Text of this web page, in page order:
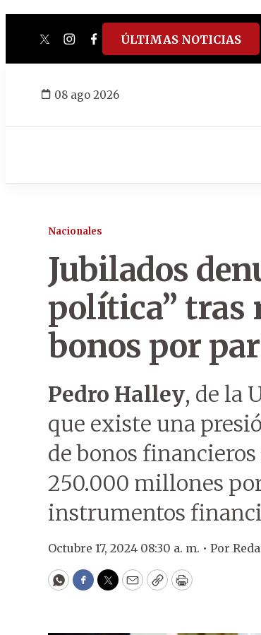
twitterinstagram
facebook
tiktokyoutube
spotify
ÚLTIMAS NOTICIAS
08 ago 2026
Nacionales
Jubilados
política” tras
bonos por
Pedro Halley, de la
que existe una
de bonos
250.000 millones
instrumentos
Octubre 17, 2024 08:30 a. m. • Por
WhatsApp
Facebook
Twitter
EmailCopyPrint